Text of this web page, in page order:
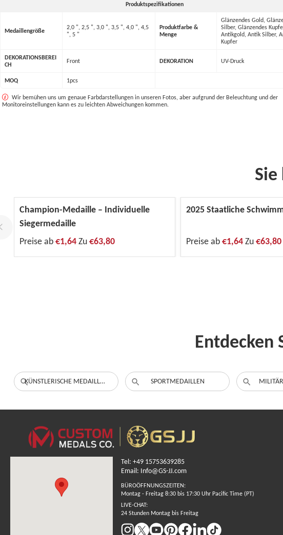
Produktspezifikationen
Medaillengröße
2,0 ", 2,5 ", 3,0 ", 3,5 ", 4,0 ", 4,5
", 5 "
Produktfarbe &
Menge
Glänzendes Gold,
Silber, Glänzendes
Antikgold, Antik Silber,
Kupfer
DEKORATIONSBEREI
CH
Front DEKORATION UV-Druck
MOQ 1pcs
Wir bemühen uns um genaue Farbdarstellungen in unseren Fotos, aber aufgrund der Beleuchtung und der
Monitoreinstellungen kann es zu leichten Abweichungen kommen.
Champion-Medaille – Individuelle
Siegermedaille
Preise ab€1,64Zu€63,80
2025 Staatliche
Preise ab€1,64Zu€63,80
Entdecken
KÜNSTLERISCHE MEDAILLEN SPORTMEDAILLEN
BÜROÖFFNUNGSZEITEN:
Montag - Freitag 8:30 bis 17:30 Uhr Pacific Time (PT)
LIVE-CHAT:
24 Stunden Montag bis Freitag
Tel: +49 15753639285
Email: Info@GS-JJ.com